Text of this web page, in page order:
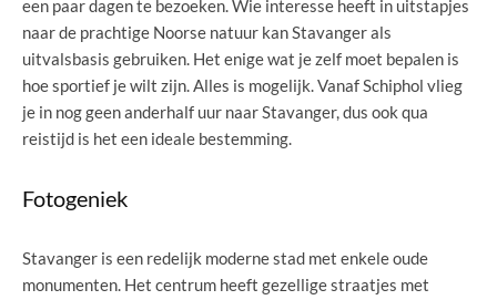
een paar dagen te bezoeken. Wie interesse heeft in uitstapjes
naar de prachtige Noorse natuur kan Stavanger als
uitvalsbasis gebruiken. Het enige wat je zelf moet bepalen is
hoe sportief je wilt zijn. Alles is mogelijk. Vanaf Schiphol vlieg
je in nog geen anderhalf uur naar Stavanger, dus ook qua
reistijd is het een ideale bestemming.
Fotogeniek
Stavanger is een redelijk moderne stad met enkele oude
monumenten. Het centrum heeft gezellige straatjes met